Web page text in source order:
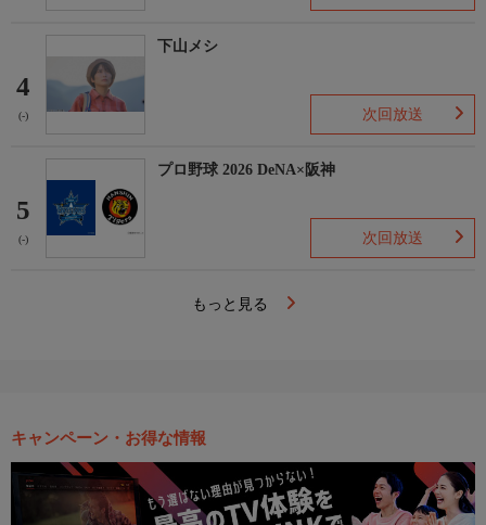
4
(-)
下山メシ
次回放送
5
(-)
プロ野球 2026 DeNA×阪神
次回放送
もっと見る
キャンペーン・お得な情報